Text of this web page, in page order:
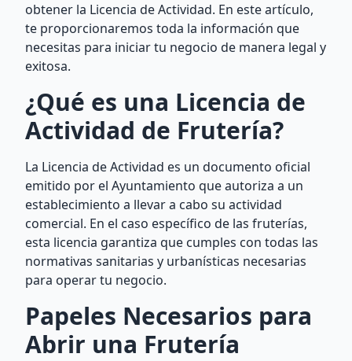
obtener la Licencia de Actividad. En este artículo,
te proporcionaremos toda la información que
necesitas para iniciar tu negocio de manera legal y
exitosa.
¿Qué es una Licencia de
Actividad de Frutería?
La Licencia de Actividad es un documento oficial
emitido por el Ayuntamiento que autoriza a un
establecimiento a llevar a cabo su actividad
comercial. En el caso específico de las fruterías,
esta licencia garantiza que cumples con todas las
normativas sanitarias y urbanísticas necesarias
para operar tu negocio.
Papeles Necesarios para
Abrir una Frutería